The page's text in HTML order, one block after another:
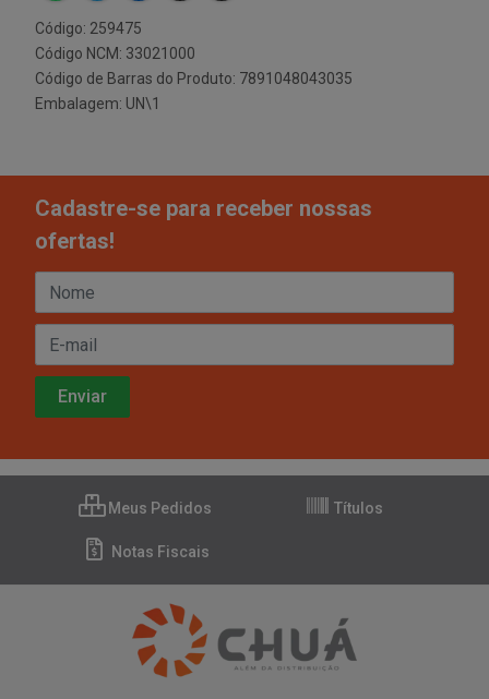
Código: 259475
Código NCM: 33021000
Código de Barras do Produto: 7891048043035
Embalagem: UN\1
Cadastre-se para receber nossas
ofertas!
Meus Pedidos Títulos
Notas Fiscais